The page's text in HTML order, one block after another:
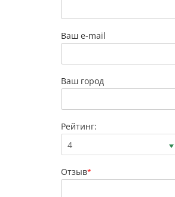
Ваш e-mail
Ваш город
Рейтинг:
4
Отзыв*